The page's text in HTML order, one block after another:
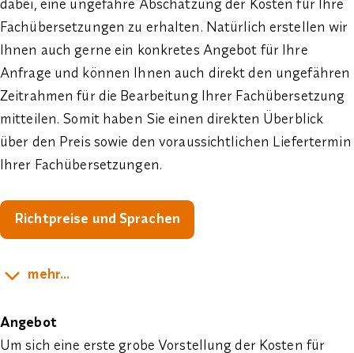
dabei, eine ungefähre Abschätzung der Kosten für Ihre
Fachübersetzungen zu erhalten. Natürlich erstellen wir
Ihnen auch gerne ein konkretes Angebot für Ihre
Anfrage und können Ihnen auch direkt den ungefähren
Zeitrahmen für die Bearbeitung Ihrer Fachübersetzung
mitteilen. Somit haben Sie einen direkten Überblick
über den Preis sowie den voraussichtlichen Liefertermin
Ihrer Fachübersetzungen.
Richtpreise und Sprachen
mehr...
Angebot
Um sich eine erste grobe Vorstellung der Kosten für